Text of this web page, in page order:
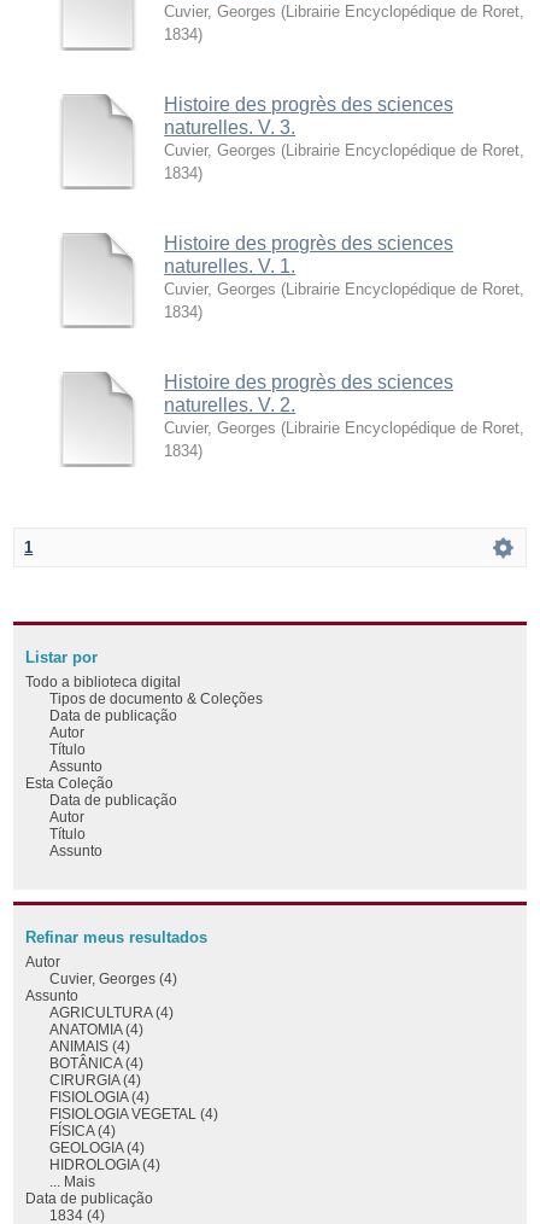
Cuvier, Georges ( Librairie Encyclopédique de Roret
1834)
Histoire des progrès des sciences
naturelles. V. 3.
Cuvier, Georges ( Librairie Encyclopédique de Roret
1834)
Histoire des progrès des sciences
naturelles. V. 1.
Cuvier, Georges ( Librairie Encyclopédique de Roret
1834)
Histoire des progrès des sciences
naturelles. V. 2.
Cuvier, Georges ( Librairie Encyclopédique de Roret
1834)
1
Listar por
Todo a biblioteca digital
Tipos de documento & Coleções
Data de publicação
Autor
Título
Assunto
Esta Coleção
Data de publicação
Autor
Título
Assunto
Refinar meus resultados
Autor
Cuvier, Georges (4)
Assunto
AGRICULTURA (4)
ANATOMIA (4)
ANIMAIS (4)
BOTÂNICA (4)
CIRURGIA (4)
FISIOLOGIA (4)
FISIOLOGIA VEGETAL (4)
FÍSICA (4)
GEOLOGIA (4)
HIDROLOGIA (4)
... Mais
Data de publicação
1834 (4)